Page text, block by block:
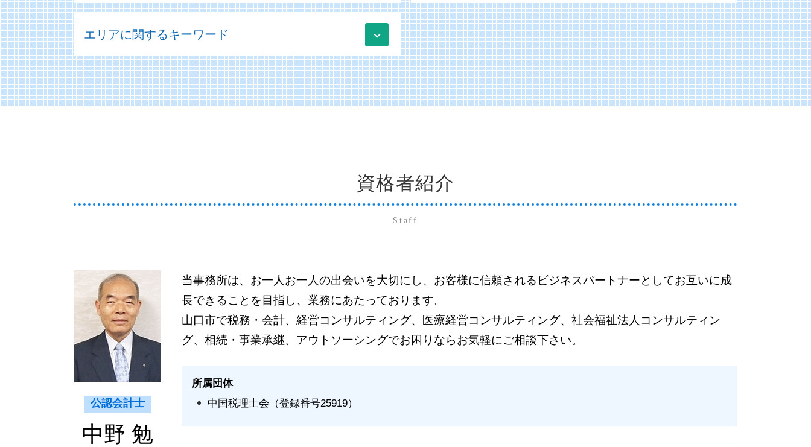
税務相談 範囲
税務相談
税務申告 e-tax
税務 売上
クラウド会計 導入支援
税務申告 確定申告 違い
資金調達 個人事業主
経営改善計画 補助金
経営改善計画 変更
経営改善計画 コロナ
運用支援 サポート
日本政策金融公庫 融資 流れ
クラウド 運用支援
日本政策金融公庫 融資 必要書類
業績管理 管理会計
経営コンサルティング 中小企業
コンサル 経営診断
医療法人 節税
医療法人の設立
病医院 医療機関
経営診断 コンサルタント
医療施設等施設整備費補助金
医療法人の設立 許可
社会福祉法人 決算書
社会福祉法人
社会福祉法人 勘定科目
社会福祉法人 医療法人 違い
社会福祉法人 会計基準
社会福祉法人 法人税
社会福祉法人 病院
社会福祉法人 助成金
移行支援 メリット
相続 株式
事業承継税制 とは
株式譲渡 事業譲渡 違い
納税資金 融資 個人
相続放棄 手続き
相続 放棄
贈与税 非課税
事業承継税制 デメリット
販売管理 データ分析
買掛金 未払金 会計処理
会社法 開示書類
未払金 買掛金 消費税
開示書類 種類
記帳代行 勘定科目
記帳代行 起業
記帳代行 会計ソフト
販売管理 分析
備品 買掛金 未払金
財務会計システム
エリアに関するキーワード
萩市 医業経営コンサルティング
山口市 遺産相続
周南市 法人 確定申告
山口市 納税資金対策
萩市 法人 確定申告
宇部市 法人 確定申告
防府市 経営コンサルティング
美弥市 社会福祉法人コンサルティング
宇部市 経営コンサルティング
下関市 法人 確定申告
山口市 医業経営コンサルティング
資格者紹介
Staff
公認会計士
中野 勉
当事務所は、お一人お一人の出会いを大切にし、お客様に信頼されるビジネスパートナーとしてお互いに成
長できることを目指し、業務にあたっております。
山口市で税務・会計、経営コンサルティング、医療経営コンサルティング、社会福祉法人コンサルティン
グ、相続・事業承継、アウトソーシングでお困りならお気軽にご相談下さい。
所属団体
中国税理士会（登録番号25919）